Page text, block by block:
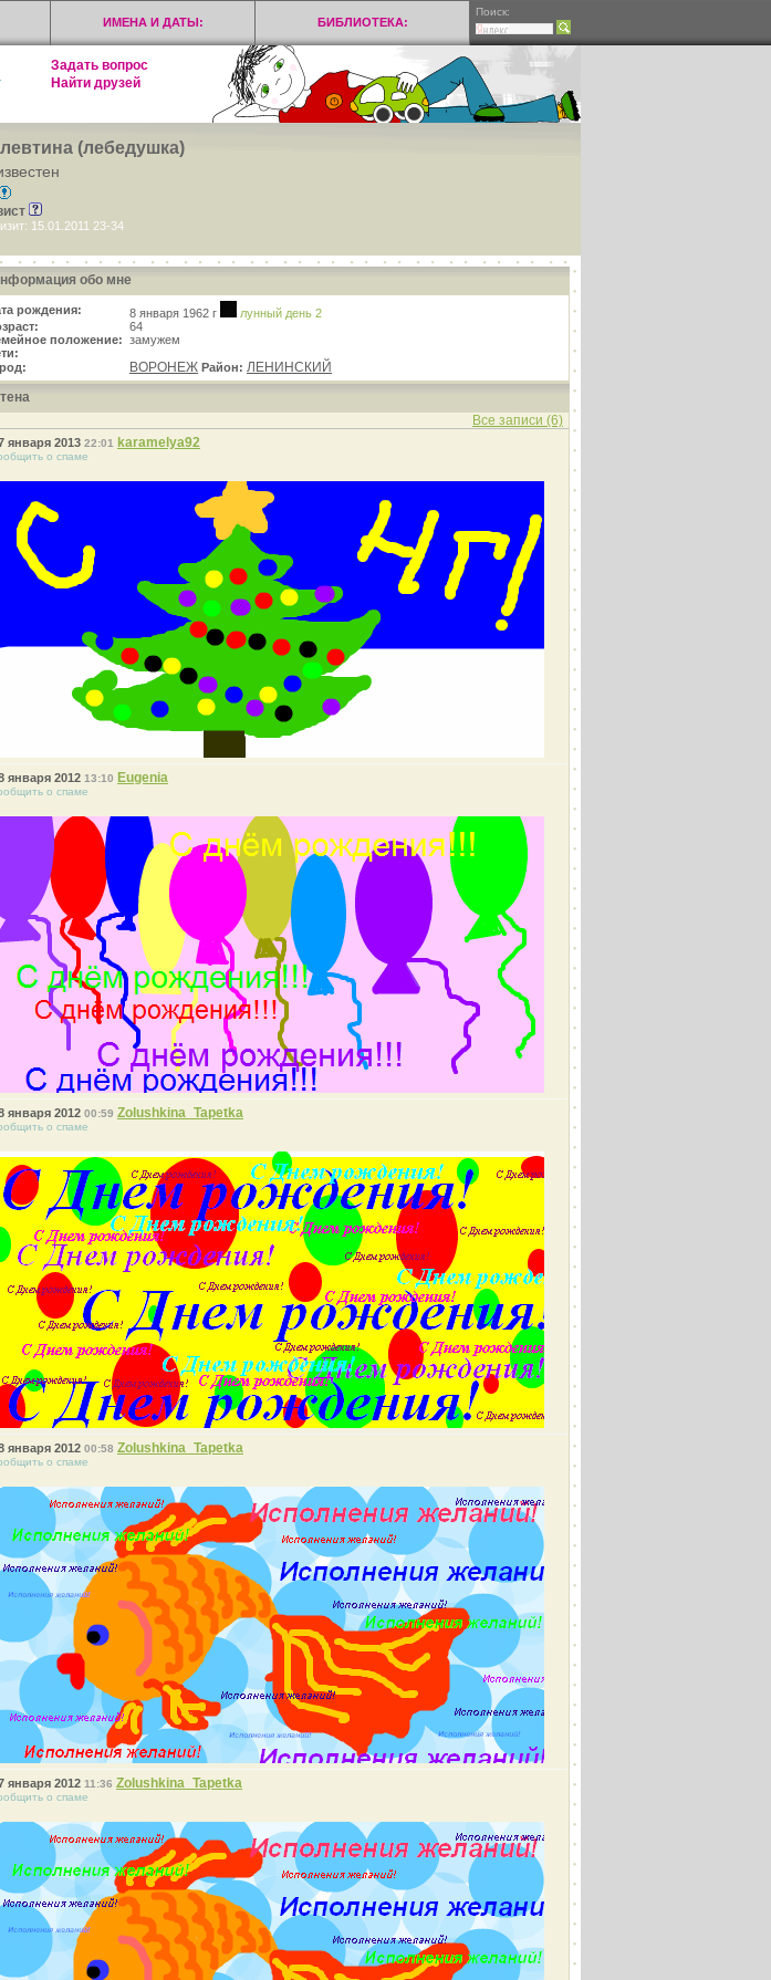
ИМЕНА И ДАТЫ: БИБЛИОТЕКА:
Поиск:
Задать вопрос
Найти друзей
(лебедушка)
15.01.2011 23-34
обо мне
рождения: 8 января 1962 г
лунный день 2
64
положение: замужем
ВОРОНЕЖ Район: ЛЕНИНСКИЙ
Все записи (6)
января 2013 22:01 karamelya92
о спаме
января 2012 13:10 Eugenia
о спаме
января 2012 00:59 Zolushkina_Tapetka
о спаме
января 2012 00:58 Zolushkina_Tapetka
о спаме
января 2012 11:36 Zolushkina_Tapetka
о спаме